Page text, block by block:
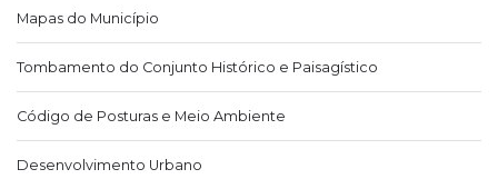
Mapas do Município
Tombamento do Conjunto Histórico e Paisagístico
Código de Posturas e Meio Ambiente
Desenvolvimento Urbano